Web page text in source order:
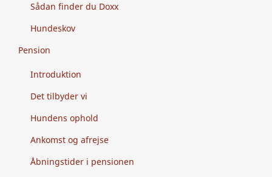
Sådan finder du Doxx
Hundeskov
Pension
Introduktion
Det tilbyder vi
Hundens ophold
Ankomst og afrejse
Åbningstider i pensionen